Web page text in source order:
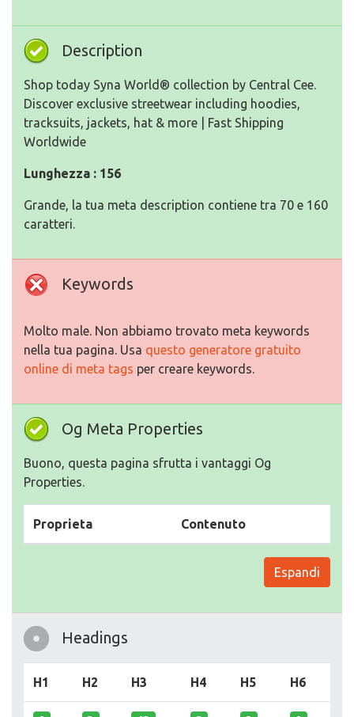
Description
Shop today Syna World® collection by Central Cee.
Discover exclusive streetwear including hoodies,
tracksuits, jackets, hat & more | Fast Shipping
Worldwide
Lunghezza : 156
Grande, la tua meta description contiene tra 70 e 160
caratteri.
Keywords
Molto male. Non abbiamo trovato meta keywords
nella tua pagina. Usa questo generatore gratuito
online di meta tags per creare keywords.
Og Meta Properties
Buono, questa pagina sfrutta i vantaggi Og
Properties.
Proprieta Contenuto
Espandi
Headings
H1 H2 H3 H4 H5 H6